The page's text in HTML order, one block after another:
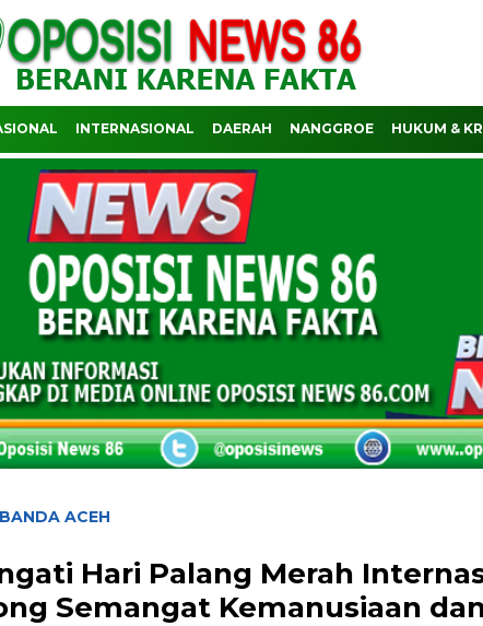
INTERNASIONAL DAERAH NANGGROE HUKUM &
BANDA ACEH
Hari Palang Merah
Semangat Kemanusiaan